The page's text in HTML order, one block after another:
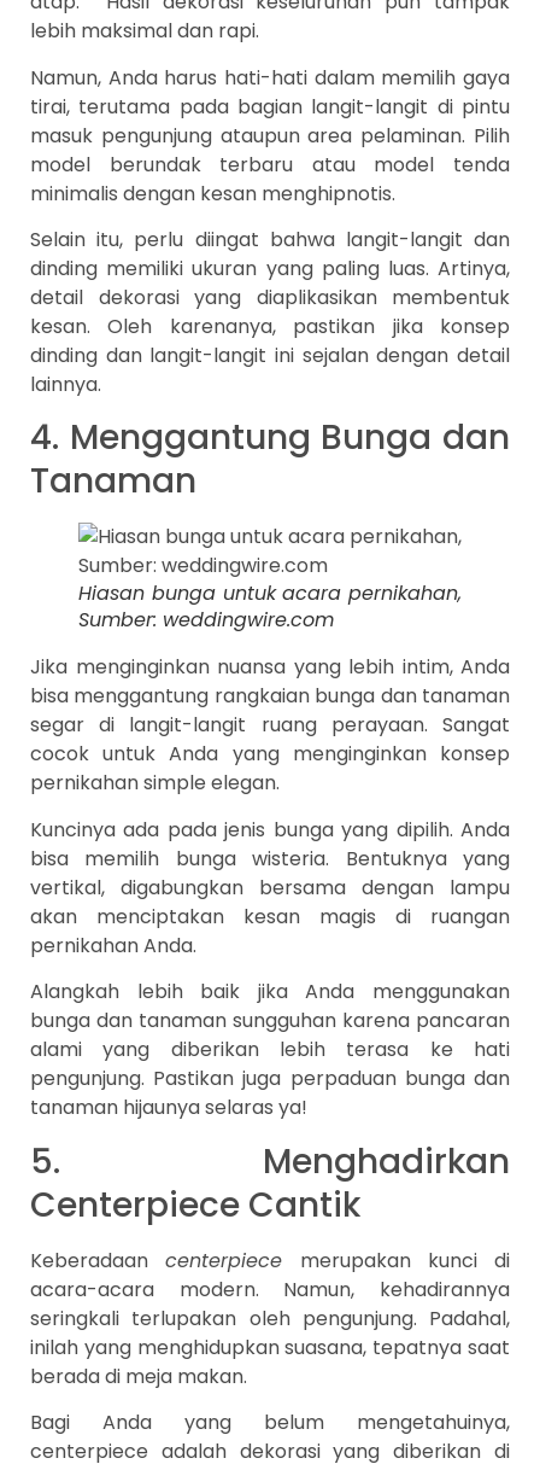
lebih maksimal dan rapi.
Namun, Anda harus hati-hati dalam memilih gaya
tirai, terutama pada bagian langit-langit di pintu
masuk pengunjung ataupun area pelaminan. Pilih
model berundak terbaru atau model tenda
minimalis dengan kesan menghipnotis.
Selain itu, perlu diingat bahwa langit-langit dan
dinding memiliki ukuran yang paling luas. Artinya,
detail dekorasi yang diaplikasikan membentuk
kesan. Oleh karenanya, pastikan jika konsep
dinding dan langit-langit ini sejalan dengan detail
lainnya.
4. Menggantung Bunga dan
Tanaman
Hiasan bunga untuk acara pernikahan,
Sumber: weddingwire.com
Jika menginginkan nuansa yang lebih intim, Anda
bisa menggantung rangkaian bunga dan tanaman
segar di langit-langit ruang perayaan. Sangat
cocok untuk Anda yang menginginkan konsep
pernikahan simple elegan.
Kuncinya ada pada jenis bunga yang dipilih. Anda
bisa memilih bunga wisteria. Bentuknya yang
vertikal, digabungkan bersama dengan lampu
akan menciptakan kesan magis di ruangan
pernikahan Anda.
Alangkah lebih baik jika Anda menggunakan
bunga dan tanaman sungguhan karena pancaran
alami yang diberikan lebih terasa ke hati
pengunjung. Pastikan juga perpaduan bunga dan
tanaman hijaunya selaras ya!
5. Menghadirkan
Centerpiece Cantik
Keberadaan centerpiece merupakan kunci di
acara-acara modern. Namun, kehadirannya
seringkali terlupakan oleh pengunjung. Padahal,
inilah yang menghidupkan suasana, tepatnya saat
berada di meja makan.
Bagi Anda yang belum mengetahuinya,
centerpiece adalah dekorasi yang diberikan di